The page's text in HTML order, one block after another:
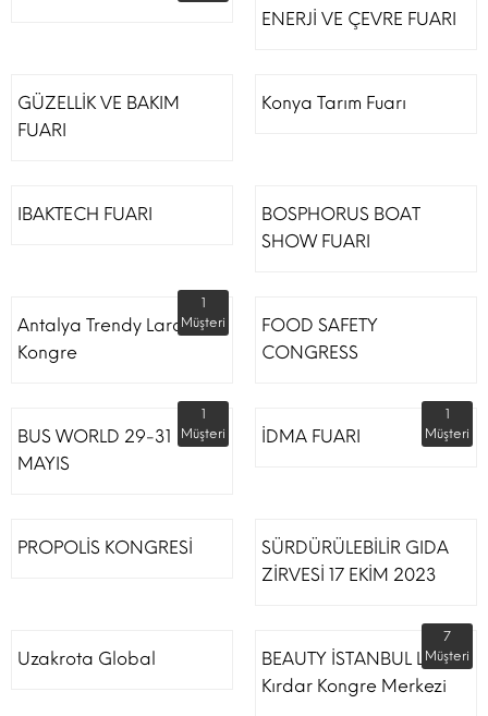
ENERJİ VE ÇEVRE FUARI
GÜZELLİK VE BAKIM
FUARI
Konya Tarım Fuarı
IBAKTECH FUARI
BOSPHORUS BOAT
SHOW FUARI
Antalya Trendy Lara Otel
Kongre
1
Müşteri
FOOD SAFETY
CONGRESS
BUS WORLD 29-31
MAYIS
1
Müşteri
İDMA FUARI
1
Müşteri
PROPOLİS KONGRESİ
SÜRDÜRÜLEBİLİR GIDA
ZİRVESİ 17 EKİM 2023
Uzakrota Global
BEAUTY İSTANBUL Lütfi
Kırdar Kongre Merkezi
7
Müşteri